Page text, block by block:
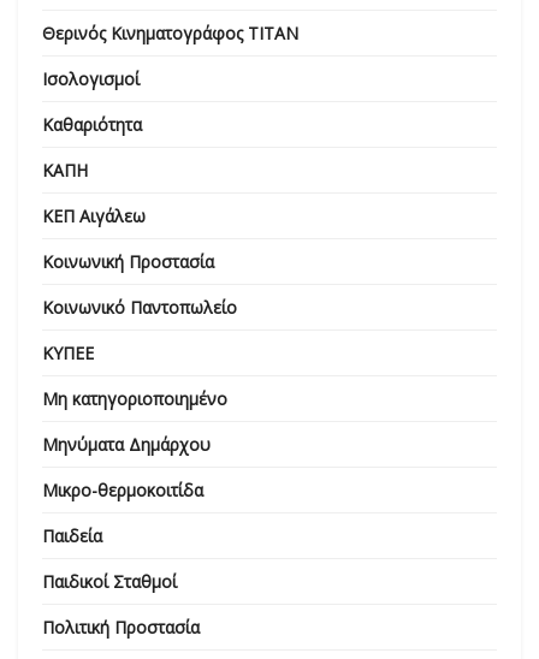
Θερινός Κινηματογράφος ΤΙΤΑΝ
Ισολογισμοί
Καθαριότητα
ΚΑΠΗ
ΚΕΠ Αιγάλεω
Κοινωνική Προστασία
Κοινωνικό Παντοπωλείο
ΚΥΠΕΕ
Μη κατηγοριοποιημένο
Μηνύματα Δημάρχου
Μικρο-θερμοκοιτίδα
Παιδεία
Παιδικοί Σταθμοί
Πολιτική Προστασία